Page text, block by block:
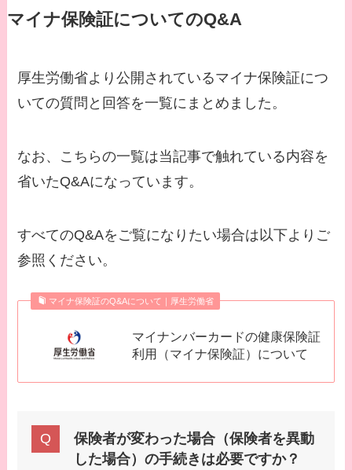
マイナ保険証についてのQ&A
厚生労働省より公開されているマイナ保険証につ
いての質問と回答を一覧にまとめました。
なお、こちらの一覧は当記事で触れている内容を
省いたQ&Aになっています。
すべてのQ&Aをご覧になりたい場合は以下よりご
参照ください。
マイナ保険証のQ&Aについて｜厚生労働省
マイナンバーカードの健康保険証
利用（マイナ保険証）について
保険者が変わった場合（保険者を異動
した場合）の手続きは必要ですか？